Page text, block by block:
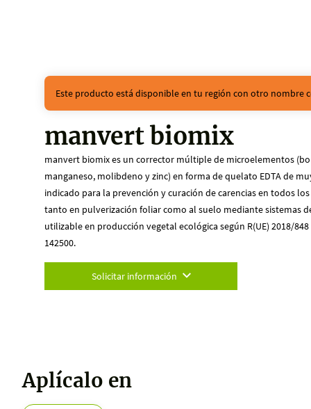
Este producto está disponible en tu región con otro nombre
manvert biomix
manvert biomix es un corrector múltiple de microelementos
manganeso, molibdeno y zinc) en forma de quelato EDTA de
indicado para la prevención y curación de carencias en todos
tanto en pulverización foliar como al suelo mediante sistemas
utilizable en producción vegetal ecológica según R(UE) 2018/
142500.
Solicitar información
Aplícalo en